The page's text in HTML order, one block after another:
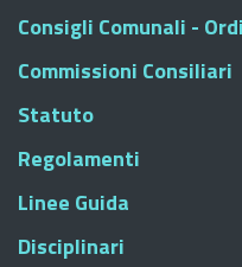
Consigli Comunali -
Commissioni Consiliari
Statuto
Regolamenti
Linee Guida
Disciplinari